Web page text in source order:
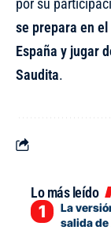
por su
se prepara en
España y jugar
Saudita.
Lo más leído
La
salida de